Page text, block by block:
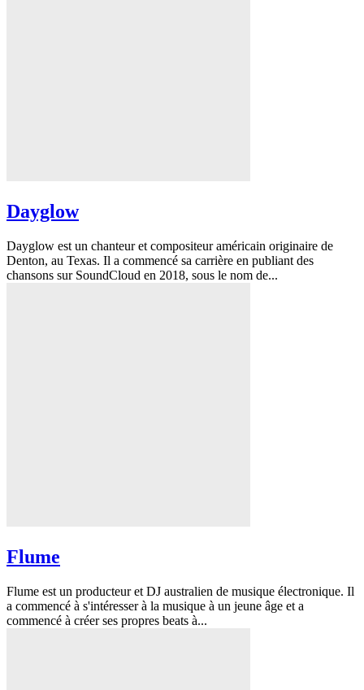
Dayglow
Dayglow est un chanteur et compositeur américain originaire de
Denton, au Texas. Il a commencé sa carrière en publiant des
chansons sur SoundCloud en 2018, sous le nom de...
Flume
Flume est un producteur et DJ australien de musique électronique. Il
a commencé à s'intéresser à la musique à un jeune âge et a
commencé à créer ses propres beats à...